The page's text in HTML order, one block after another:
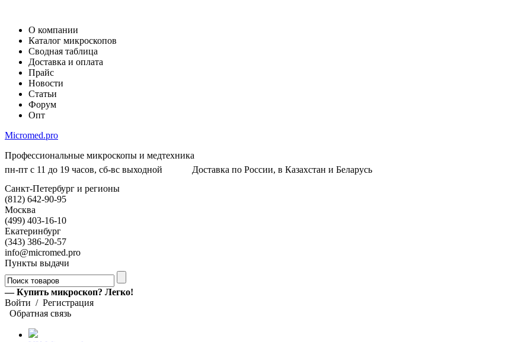
О компании
Каталог микроскопов
Сводная таблица
Доставка и оплата
Прайс
Новости
Статьи
Форум
Опт
Micromed.pro
Профессиональные микроскопы и медтехника
пн-пт с 11 до 19 часов, сб-вс выходной
Доставка по России, в Казахстан и Беларусь
Санкт-Петербург и регионы
(812) 642-90-95
Москва
(499) 403-16-10
Екатеринбург
(343) 386-20-57
info@micromed.pro
Пункты выдачи
— Купить микроскоп? Легко!
Войти / Регистрация
Обратная связь